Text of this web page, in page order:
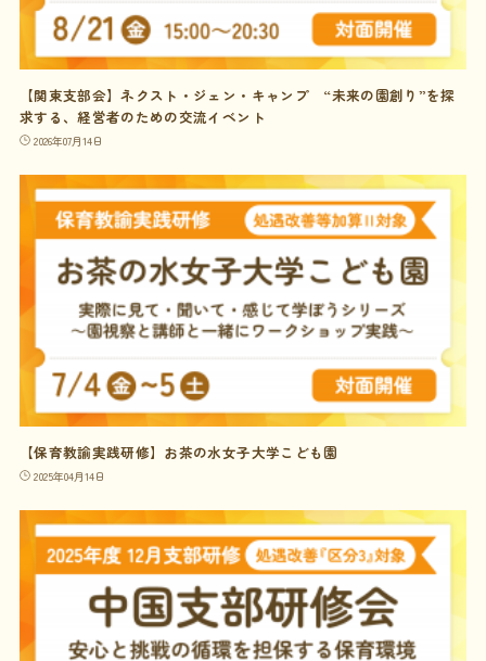
【関東支部会】ネクスト・ジェン・キャンプ “未来の園創り”を探
求する、経営者のための交流イベント
2026年07月14日
【保育教諭実践研修】お茶の水女子大学こども園
2025年04月14日